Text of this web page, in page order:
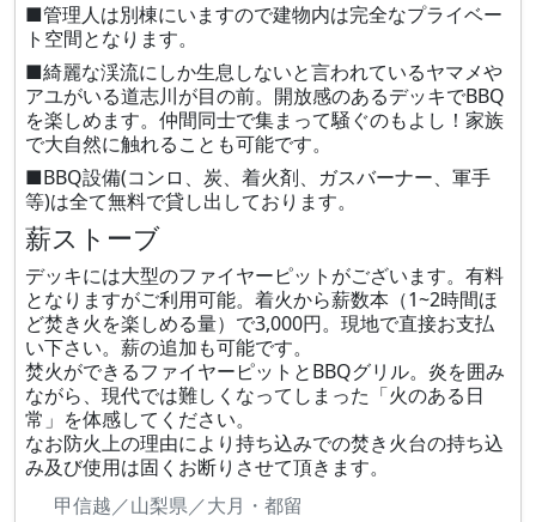
■管理人は別棟にいますので建物内は完全なプライベー
ト空間となります。
■綺麗な渓流にしか生息しないと言われているヤマメや
アユがいる道志川が目の前。開放感のあるデッキでBBQ
を楽しめます。仲間同士で集まって騒ぐのもよし！家族
で大自然に触れることも可能です。
■BBQ設備(コンロ、炭、着火剤、ガスバーナー、軍手
等)は全て無料で貸し出しております。
薪ストーブ
デッキには大型のファイヤーピットがございます。有料
となりますがご利用可能。着火から薪数本（1~2時間ほ
ど焚き火を楽しめる量）で3,000円。現地で直接お支払
い下さい。薪の追加も可能です。
焚火ができるファイヤーピットとBBQグリル。炎を囲み
ながら、現代では難しくなってしまった「火のある日
常」を体感してください。
なお防火上の理由により持ち込みでの焚き火台の持ち込
み及び使用は固くお断りさせて頂きます。
甲信越／山梨県／大月・都留